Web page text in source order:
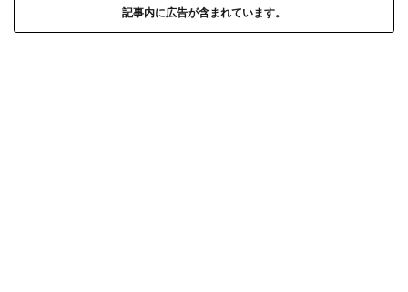
記事内に広告が含まれています。